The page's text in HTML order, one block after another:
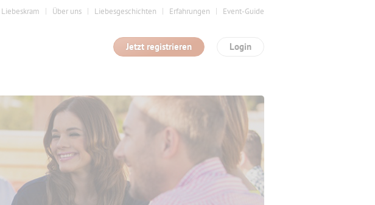
Liebeskram Über uns Liebesgeschichten Erfahrungen Event-Guide
Login
Jetzt registrieren